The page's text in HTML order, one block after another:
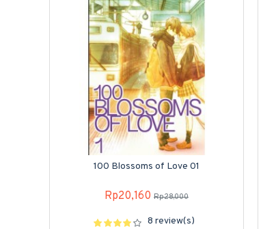
100 Blossoms of Love 01
Rp20,160 Rp28,000
8 review(s)